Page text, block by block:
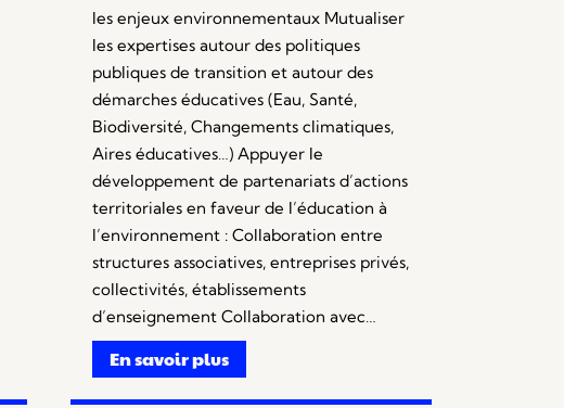
les enjeux environnementaux Mutualiser
les expertises autour des politiques
publiques de transition et autour des
démarches éducatives (Eau, Santé,
Biodiversité, Changements climatiques,
Aires éducatives…) Appuyer le
développement de partenariats d’actions
territoriales en faveur de l’éducation à
l’environnement : Collaboration entre
structures associatives, entreprises privés,
collectivités, établissements
d’enseignement Collaboration avec…
En savoir plus